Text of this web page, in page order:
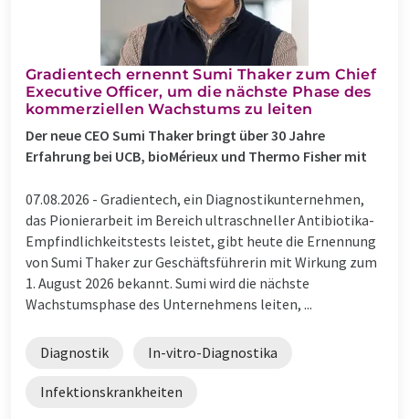
Gradientech ernennt Sumi Thaker zum Chief
Executive Officer, um die nächste Phase des
kommerziellen Wachstums zu leiten
Der neue CEO Sumi Thaker bringt über 30 Jahre
Erfahrung bei UCB, bioMérieux und Thermo Fisher mit
07.08.2026 - Gradientech, ein Diagnostikunternehmen,
das Pionierarbeit im Bereich ultraschneller Antibiotika-
Empfindlichkeitstests leistet, gibt heute die Ernennung
von Sumi Thaker zur Geschäftsführerin mit Wirkung zum
1. August 2026 bekannt. Sumi wird die nächste
Wachstumsphase des Unternehmens leiten, ...
Diagnostik In-vitro-Diagnostika
Infektionskrankheiten